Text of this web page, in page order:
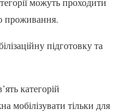
проживання.
підготовку та
категорій
мобілізувати тільки для